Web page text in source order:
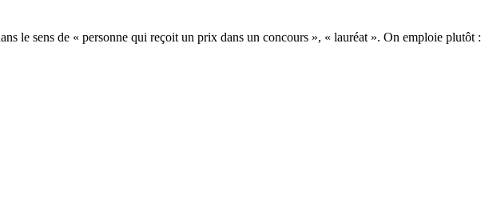
le sens de « personne qui reçoit un prix dans un concours », « lauréat ». On emploie plutôt :